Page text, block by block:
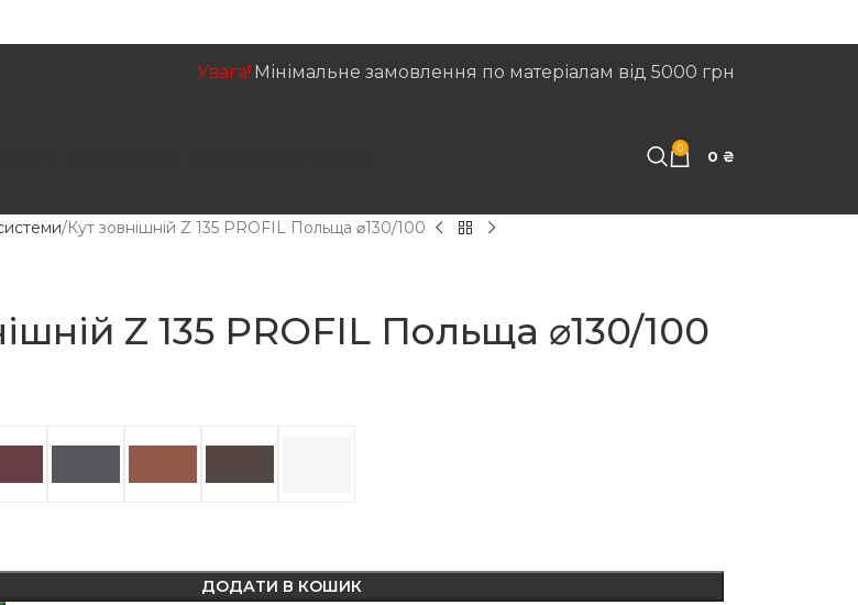
Увага! Мінімальне замовлення по матеріалам від 5000 грн
0 0 ₴
Кут зовнішній Z 135 PROFIL Польща ⌀130/100
Z 135 PROFIL Польща ⌀130/100
ДОДАТИ В КОШИК